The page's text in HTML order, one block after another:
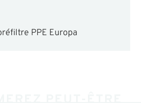
PPE Europa